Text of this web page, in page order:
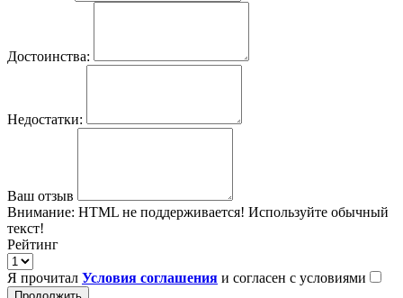
Достоинства:
Недостатки:
Ваш отзыв
Внимание: HTML не поддерживается! Используйте обычный
текст!
Рейтинг
Я прочитал Условия соглашения и согласен с условиями